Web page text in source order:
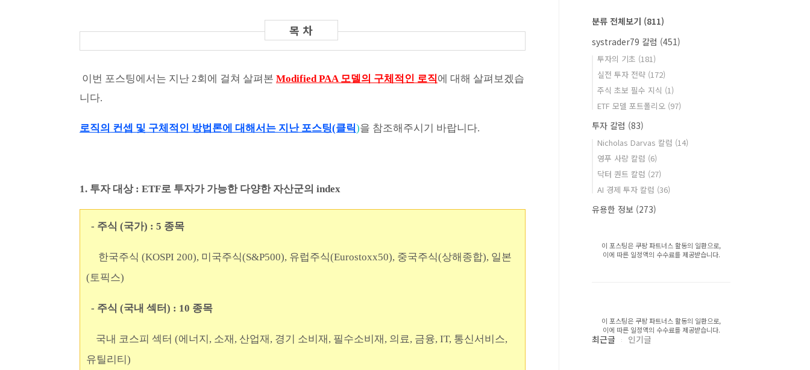
이번 포스팅에서는 지난 2회에 걸쳐 살펴본 Modified PAA 모델의 구체적인 로직에 대해 살펴보겠습
니다.
로직의 컨셉 및 구체적인 방법론에 대해서는 지난 포스팅(클릭)을 참조해주시기 바랍니다.
1. 투자 대상 : ETF로 투자가 가능한 다양한 자산군의 index
- 주식 (국가) : 5 종목
한국주식 (KOSPI 200), 미국주식(S&P500), 유럽주식(Eurostoxx50), 중국주식(상해종합), 일본
(토픽스)
- 주식 (국내 섹터) : 10 종목
국내 코스피 섹터 (에너지, 소재, 산업재, 경기 소비재, 필수소비재, 의료, 금융, IT, 통신서비스,
유틸리티)
분류 전체보기 (811)
systrader79 칼럼 (451)
투자의 기초 (181)
실전 투자 전략 (172)
주식 초보 필수 지식 (1)
ETF 모델 포트폴리오 (97)
투자 칼럼 (83)
Nicholas Darvas 칼럼 (14)
영푸 사랑 칼럼 (6)
닥터 퀀트 칼럼 (27)
AI 경제 투자 칼럼 (36)
유용한 정보 (273)
이 포스팅은 쿠팡 파트너스 활동의 일환으로,
이에 따른 일정액의 수수료를 제공받습니다.
이 포스팅은 쿠팡 파트너스 활동의 일환으로,
이에 따른 일정액의 수수료를 제공받습니다.
최근글 인기글